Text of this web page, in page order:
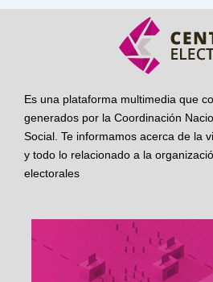
Es una plataforma multimedia que
generados por la Coordinación
Social. Te informamos acerca de la
y todo lo relacionado a la
electorales